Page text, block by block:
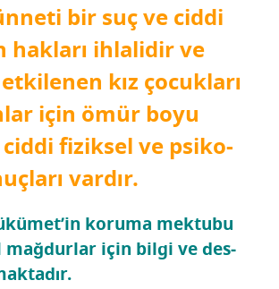
bir suç ve cid­di
hak­la­rı ihla­li­dir ve
kız çocuk­la­rı
için ömür boyu
fizik­sel ve psi­ko­
vardır.
koru­ma mek­tu­bu
mağ­dur­lar için bil­gi ve des­